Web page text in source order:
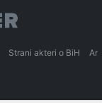
Strani akteri o BiH